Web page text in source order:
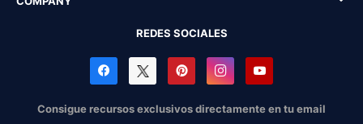
REDES SOCIALES
Consigue recursos exclusivos directamente en tu email